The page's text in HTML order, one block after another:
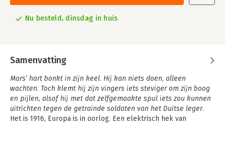
Nu besteld, dinsdag in huis
Samenvatting
Mars’ hart bonkt in zijn keel. Hij kan niets doen, alleen
wachten. Toch klemt hij zijn vingers iets steviger om zijn boog
en pijlen, alsof hij met dat zelfgemaakte spul iets zou kunnen
uitrichten tegen de getrainde soldaten van het Duitse leger.
Het is 1916, Europa is in oorlog. Een elektrisch hek van